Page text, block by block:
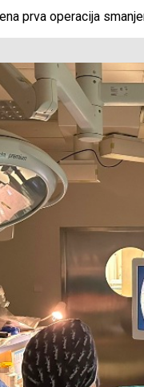
prva operacija